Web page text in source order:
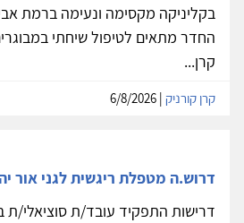
בקליניקה מקסימה ונעימה ברמת
החדר מתאים לטיפול שיחתי
קרן...
קרן קורניק
דרוש.ה מטפלת ריגשית לגני אור
דרישות התפקיד עובד/ת סוציאלי/ת